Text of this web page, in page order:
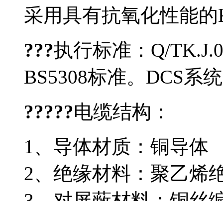
采用具有抗氧化性能的
???执行标准：Q/
BS5308标准。DCS系
?????电缆结构
1、导体材质：铜导体
2、绝缘材料：聚乙烯